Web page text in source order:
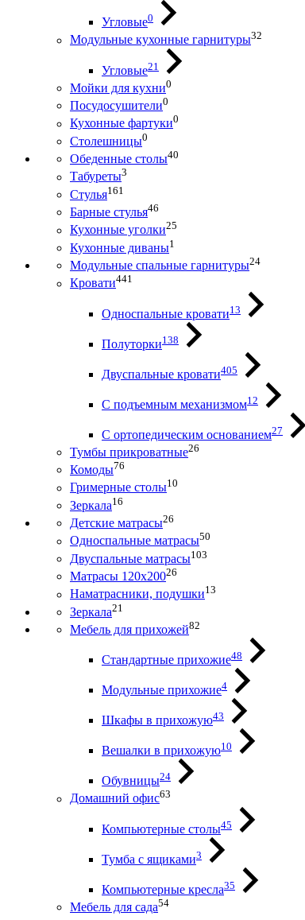
Угловые0
Модульные кухонные гарнитуры32
Угловые21
Мойки для кухни0
Посудосушители0
Кухонные фартуки0
Столешницы0
Обеденные столы40
Табуреты3
Стулья161
Барные стулья46
Кухонные уголки25
Кухонные диваны1
Модульные спальные гарнитуры24
Кровати441
Односпальные кровати13
Полуторки138
Двуспальные кровати405
С подъемным механизмом12
С ортопедическим основанием27
Тумбы прикроватные26
Комоды76
Гримерные столы10
Зеркала16
Детские матрасы26
Односпальные матрасы50
Двуспальные матрасы103
Матрасы 120х20026
Наматрасники, подушки13
Зеркала21
Мебель для прихожей82
Стандартные прихожие48
Модульные прихожие4
Шкафы в прихожую43
Вешалки в прихожую10
Обувницы24
Домашний офис63
Компьютерные столы45
Тумба с ящиками3
Компьютерные кресла35
Мебель для сада54